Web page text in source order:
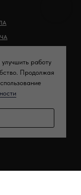
работу
Продолжая